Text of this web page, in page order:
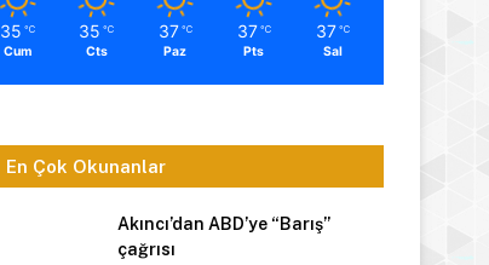
35 ℃
Cum
35 ℃
Cts
37 ℃
Paz
37 ℃
Pts
37 ℃
Sal
En Çok Okunanlar
Akıncı’dan ABD’ye “Barış”
çağrısı